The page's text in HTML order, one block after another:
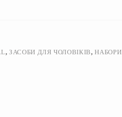
, ЗАСОБИ ДЛЯ ЧОЛОВІКІВ,НАБОРИ